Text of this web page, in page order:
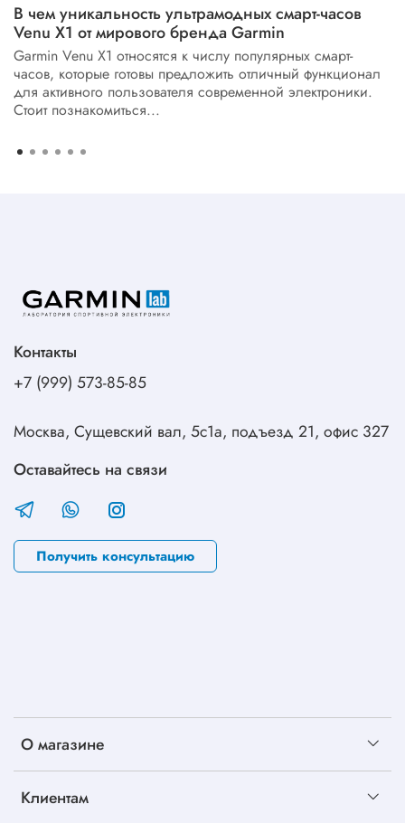
В чем уникальность ультрамодных смарт-часов
Venu X1 от мирового бренда Garmin
Garmin Venu X1 относятся к числу популярных смарт-
часов, которые готовы предложить отличный функционал
для активного пользователя современной электроники.
Стоит познакомиться...
О магазине
Клиентам
Контакты
+7 (999) 573-85-85
Москва, Сущевский вал, 5с1а, подъезд 21, офис 327
Оставайтесь на связи
Получить консультацию